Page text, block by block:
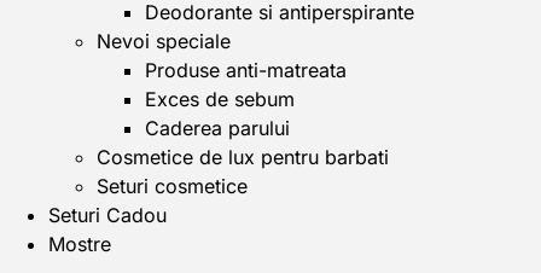
Deodorante si antiperspirante
Nevoi speciale
Produse anti-matreata
Exces de sebum
Caderea parului
Cosmetice de lux pentru barbati
Seturi cosmetice
Seturi Cadou
Mostre